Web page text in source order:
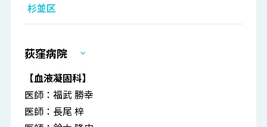
杉並区
荻窪病院
【血液凝固科】
医師：福武 勝幸
医師：長尾 梓